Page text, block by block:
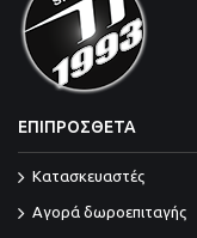
ΕΠΙΠΡΟΣΘΕΤΑ
Κατασκευαστές
Αγορά δωροεπιταγής